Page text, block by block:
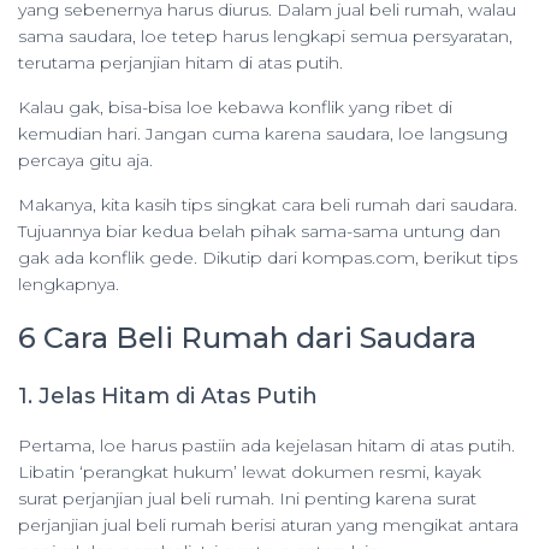
yang sebenernya harus diurus. Dalam jual beli rumah, walau
sama saudara, loe tetep harus lengkapi semua persyaratan,
terutama perjanjian hitam di atas putih.
Kalau gak, bisa-bisa loe kebawa konflik yang ribet di
kemudian hari. Jangan cuma karena saudara, loe langsung
percaya gitu aja.
Makanya, kita kasih tips singkat cara beli rumah dari saudara.
Tujuannya biar kedua belah pihak sama-sama untung dan
gak ada konflik gede. Dikutip dari kompas.com, berikut tips
lengkapnya.
6 Cara Beli Rumah dari Saudara
1. Jelas Hitam di Atas Putih
Pertama, loe harus pastiin ada kejelasan hitam di atas putih.
Libatin ‘perangkat hukum’ lewat dokumen resmi, kayak
surat perjanjian jual beli rumah. Ini penting karena surat
perjanjian jual beli rumah berisi aturan yang mengikat antara